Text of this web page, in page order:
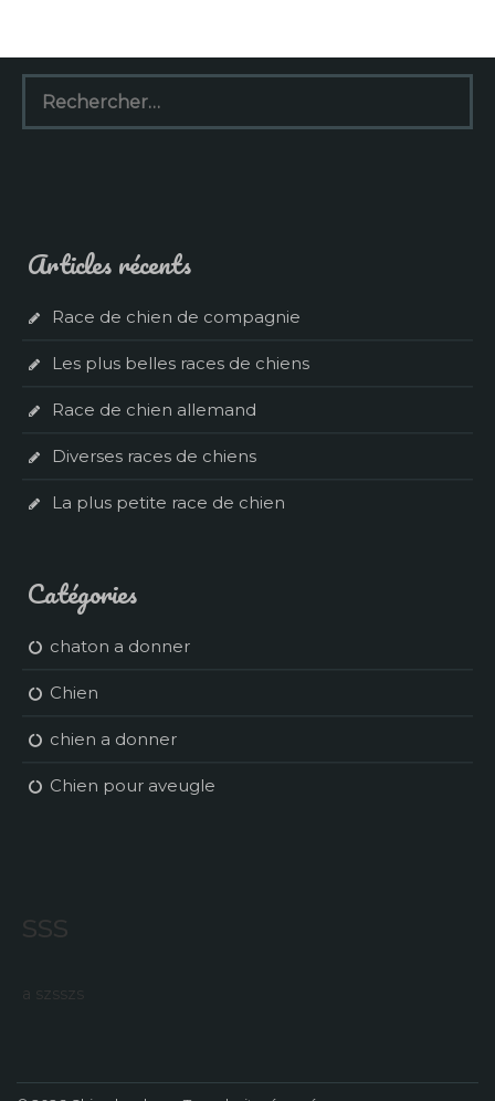
Rechercher :
Articles récents
Race de chien de compagnie
Les plus belles races de chiens
Race de chien allemand
Diverses races de chiens
La plus petite race de chien
Catégories
chaton a donner
Chien
chien a donner
Chien pour aveugle
sss
a szsszs